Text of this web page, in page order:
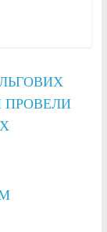
ПРОВЕЛИ